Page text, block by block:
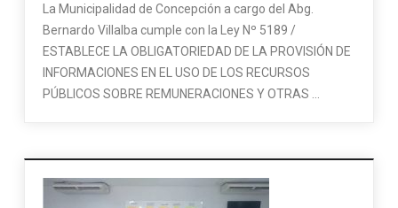
La Municipalidad de Concepción a cargo del Abg.
Bernardo Villalba cumple con la Ley Nº 5189 /
ESTABLECE LA OBLIGATORIEDAD DE LA PROVISIÓN DE
INFORMACIONES EN EL USO DE LOS RECURSOS
PÚBLICOS SOBRE REMUNERACIONES Y OTRAS …